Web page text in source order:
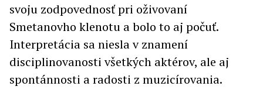
svoju zodpovednosť pri oživovaní
Smetanovho klenotu a bolo to aj počuť.
Interpretácia sa niesla v znamení
disciplinovanosti všetkých aktérov, ale aj
spontánnosti a radosti z muzicírovania.